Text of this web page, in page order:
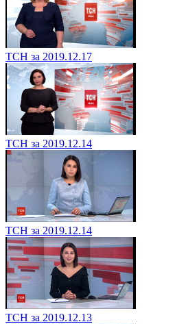
ТСН за 2019.12.17
ТСН за 2019.12.14
ТСН за 2019.12.14
ТСН за 2019.12.13